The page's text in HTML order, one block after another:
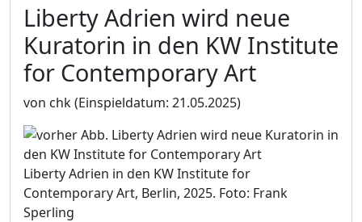
Liberty Adrien wird neue
Kuratorin in den KW Institute
for Contemporary Art
von chk(Einspieldatum: 21.05.2025)
Liberty Adrien in den KW Institute for
Contemporary Art, Berlin, 2025. Foto: Frank
Sperling